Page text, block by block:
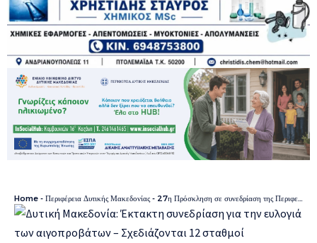
Home - Περιφέρεια Δυτικής Μακεδονίας - 27η Πρόσκληση σε συνεδρίαση της Περιφερειακής Επιτροπής της Περιφέρειας Δυτικής Μακεδονίας με τηλεδιάσκεψη